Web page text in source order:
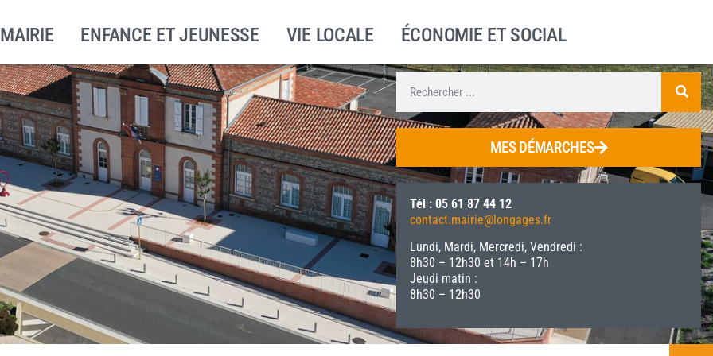
ENFANCE ET JEUNESSE VIE LOCALE ÉCONOMIE ET SOCIAL
MES DÉMARCHES
Tél : 05 61 87 44 12
contact.mairie@longages.fr
Lundi, Mardi, Mercredi, Vendredi :
8h30 – 12h30 et 14h – 17h
Jeudi matin :
8h30 – 12h30